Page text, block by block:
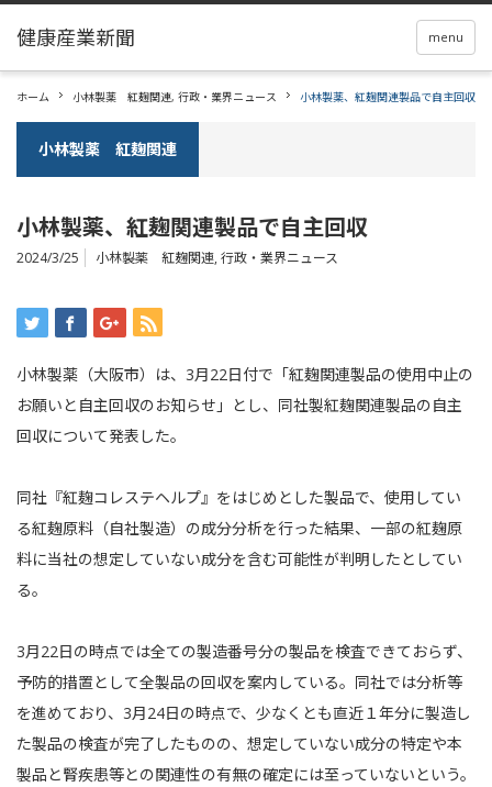
menu
ホーム 小林製薬 紅麹関連, 行政・業界ニュース 小林製薬、紅麹関連製品で自主回収
小林製薬 紅麹関連
小林製薬、紅麹関連製品で自主回収
2024/3/25 小林製薬 紅麹関連, 行政・業界ニュース
小林製薬（大阪市）は、3月22日付で「紅麹関連製品の使用中止の
お願いと自主回収のお知らせ」とし、同社製紅麹関連製品の自主
回収について発表した。
同社『紅麹コレステヘルプ』をはじめとした製品で、使用してい
る紅麹原料（自社製造）の成分分析を行った結果、一部の紅麹原
料に当社の想定していない成分を含む可能性が判明したとしてい
る。
3月22日の時点では全ての製造番号分の製品を検査できておらず、
予防的措置として全製品の回収を案内している。同社では分析等
を進めており、3月24日の時点で、少なくとも直近１年分に製造し
た製品の検査が完了したものの、想定していない成分の特定や本
製品と腎疾患等との関連性の有無の確定には至っていないという。